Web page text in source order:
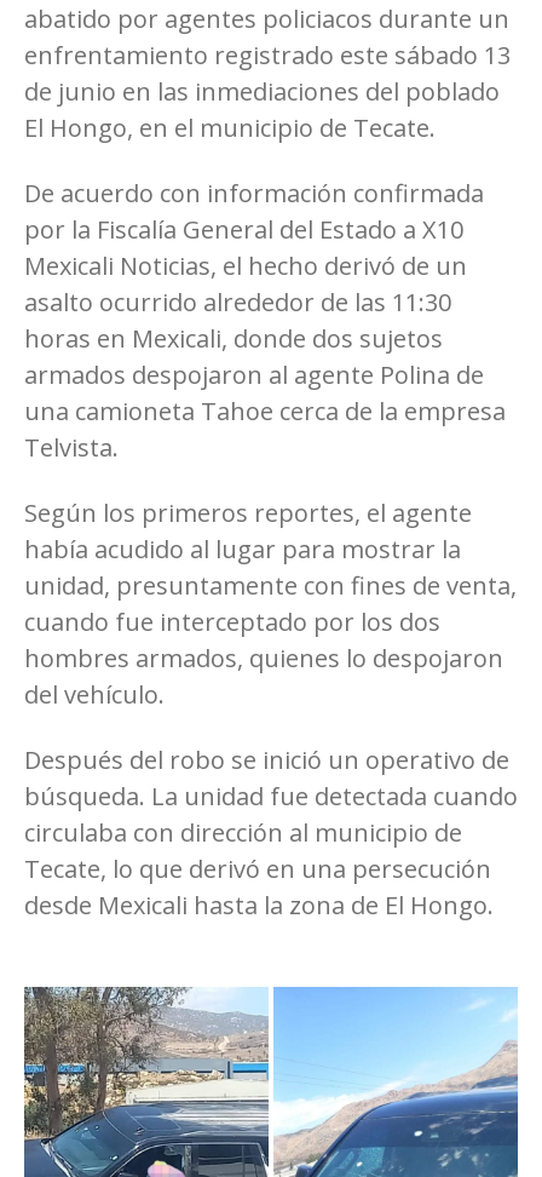
abatido por agentes policiacos durante un
enfrentamiento registrado este sábado 13
de junio en las inmediaciones del poblado
El Hongo, en el municipio de Tecate.
De acuerdo con información confirmada
por la Fiscalía General del Estado a X10
Mexicali Noticias, el hecho derivó de un
asalto ocurrido alrededor de las 11:30
horas en Mexicali, donde dos sujetos
armados despojaron al agente Polina de
una camioneta Tahoe cerca de la empresa
Telvista.
Según los primeros reportes, el agente
había acudido al lugar para mostrar la
unidad, presuntamente con fines de venta,
cuando fue interceptado por los dos
hombres armados, quienes lo despojaron
del vehículo.
Después del robo se inició un operativo de
búsqueda. La unidad fue detectada cuando
circulaba con dirección al municipio de
Tecate, lo que derivó en una persecución
desde Mexicali hasta la zona de El Hongo.